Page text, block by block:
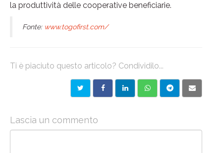
la produttività delle cooperative beneficiarie.
Fonte: www.togofirst.com/
Ti è piaciuto questo articolo? Condividilo...
Lascia un commento